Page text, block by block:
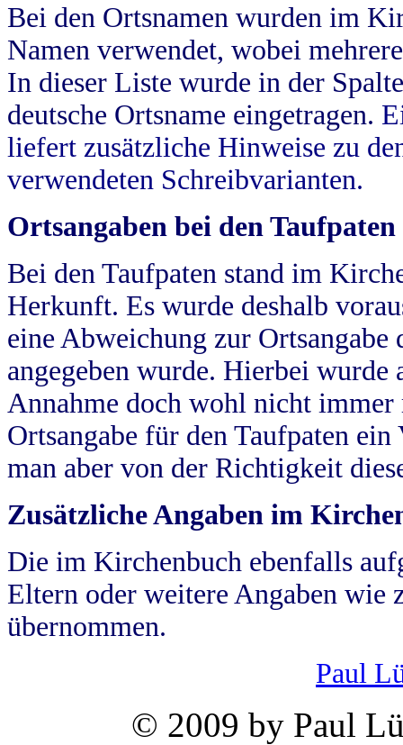
Bei den Ortsnamen wurden im
Namen verwendet, wobei
In dieser Liste wurde in der
deutsche Ortsname eingetragen.
liefert zusätzliche Hinweise zu
verwendeten Schreibvarianten.
Ortsangaben bei den Taufpaten
Bei den Taufpaten stand im
Herkunft. Es wurde deshalb
eine Abweichung zur
angegeben wurde. Hierbei wurde
Annahme doch wohl nicht
Ortsangabe für den Taufpaten
man aber von der Richtigkeit
Zusätzliche Angaben im
Die im Kirchenbuch ebenfalls
Eltern oder weitere Angaben wie
übernommen.
Paul
© 2009 by Paul